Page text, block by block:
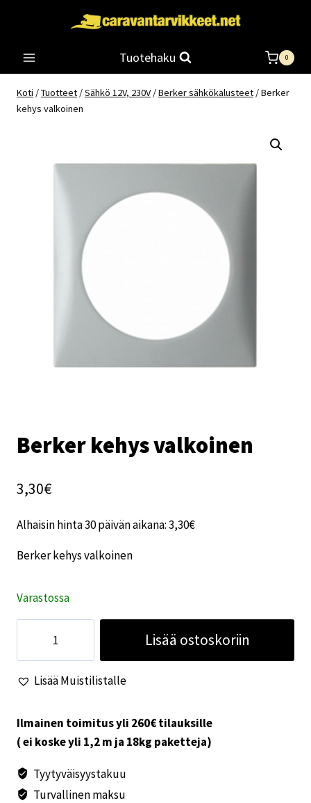
Tuotehaku 0
Koti /Tuotteet /Sähkö 12V, 230V /Berker sähkökalusteet /Berker
kehys valkoinen
Berker kehys valkoinen
3,30€
Alhaisin hinta 30 päivän aikana:3,30€
Berker kehys valkoinen
Varastossa
valkoinen
määrä
Lisää ostoskoriin
Lisää Muistilistalle
Ilmainen toimitus yli 260€ tilauksille
( ei koske yli 1,2 m ja 18kg paketteja)
Tyytyväisyystakuu
Turvallinen maksu